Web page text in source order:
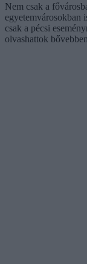
Nem csak a
egyetemvárosokban
csak a pécsi
olvashattok